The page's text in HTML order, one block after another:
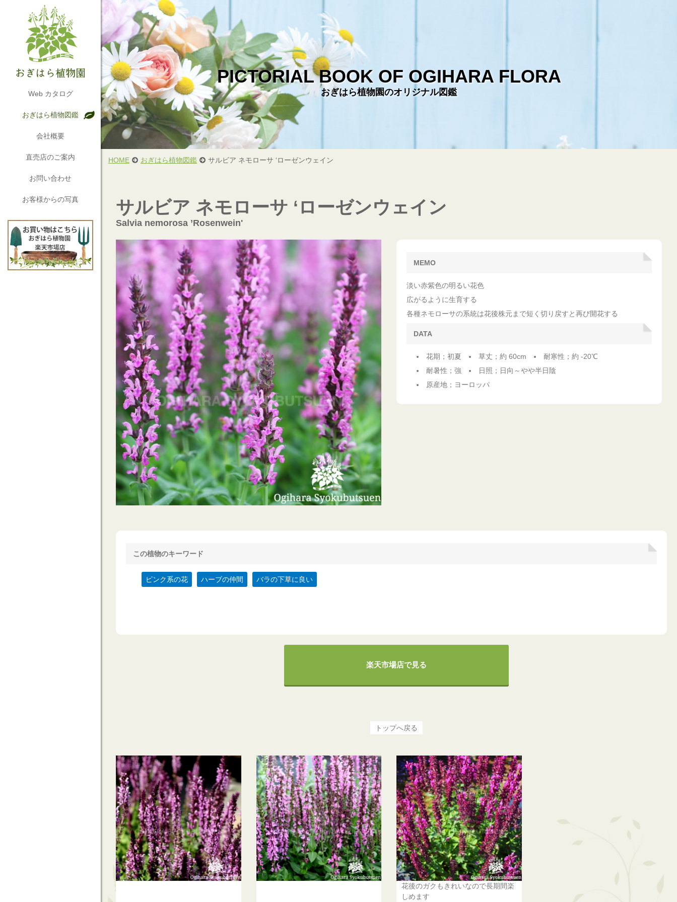
Web カタログ
おぎはら植物図鑑
会社概要
直売店のご案内
お問い合わせ
お客様からの写真
PICTORIAL BOOK OF OGIHARA FLORA
おぎはら植物園のオリジナル図鑑
HOME おぎはら植物図鑑 サルビア ネモローサ ‘ローゼンウェイン
サルビア ネモローサ ‘ローゼンウェイン
Salvia nemorosa ’Rosenwein'
MEMO
淡い赤紫色の明るい花色
広がるように生育する
各種ネモローサの系統は花後株元まで短く切り戻すと再び開花する
DATA
花期；初夏 草丈；約 60cm
耐寒性；約 -20℃
耐暑性；強
日照；日向～やや半日陰
原産地；ヨーロッパ
この植物のキーワード
ピンク系の花 ハーブの仲間 バラの下草に良い
楽天市場店で見る
トップへ戻る
花後のガクもきれいなので長期間楽
しめます